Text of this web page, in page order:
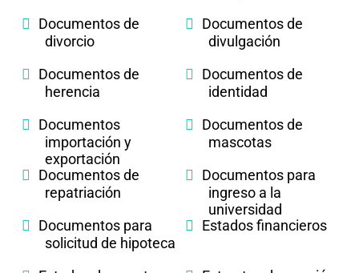
Documentos de
divorcio
Documentos de
divulgación
Documentos de
herencia
Documentos de
identidad
Documentos
importación y
exportación
Documentos de
mascotas
Documentos de
repatriación
Documentos para
ingreso a la
universidad
Documentos para
solicitud de hipoteca
Estados financieros